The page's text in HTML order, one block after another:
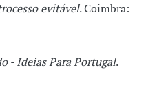
evitável. Coimbra:
- Ideias Para Portugal.